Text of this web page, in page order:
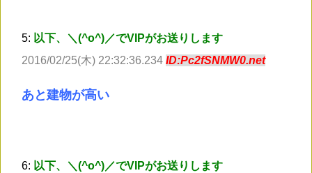
5: 以下、＼(^o^)／でVIPがお送りします
2016/02/25(木) 22:32:36.234 ID:Pc2fSNMW0.net
あと建物が高い
6: 以下、＼(^o^)／でVIPがお送りします